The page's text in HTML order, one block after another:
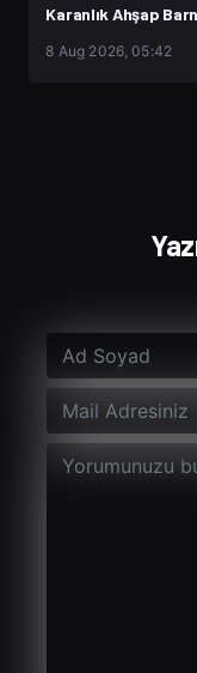
Karanlık Ahşap
8 Aug 2026, 05:42